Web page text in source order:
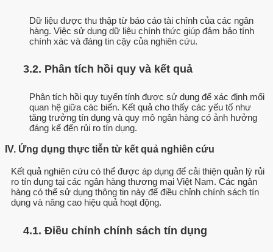
Dữ liệu được thu thập từ báo cáo tài chính của các ngân
hàng. Việc sử dụng dữ liệu chính thức giúp đảm bảo tính
chính xác và đáng tin cậy của nghiên cứu.
3.2. Phân tích hồi quy và kết quả
Phân tích hồi quy tuyến tính được sử dụng để xác định mối
quan hệ giữa các biến. Kết quả cho thấy các yếu tố như
tăng trưởng tín dụng và quy mô ngân hàng có ảnh hưởng
đáng kể đến rủi ro tín dụng.
IV. Ứng dụng thực tiễn từ kết quả nghiên cứu
Kết quả nghiên cứu có thể được áp dụng để cải thiện quản lý rủi
ro tín dụng tại các ngân hàng thương mại Việt Nam. Các ngân
hàng có thể sử dụng thông tin này để điều chỉnh chính sách tín
dụng và nâng cao hiệu quả hoạt động.
4.1. Điều chỉnh chính sách tín dụng